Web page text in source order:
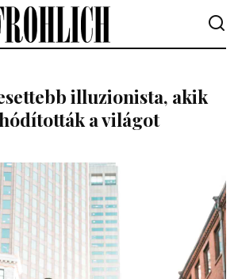
illuzionista, akik
a világot